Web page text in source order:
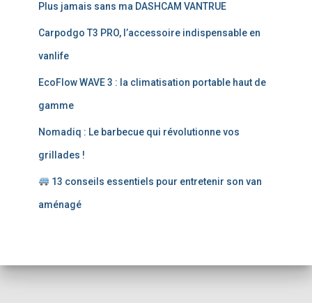
Plus jamais sans ma DASHCAM VANTRUE
Carpodgo T3 PRO, l’accessoire indispensable en
vanlife
EcoFlow WAVE 3 : la climatisation portable haut de
gamme
Nomadiq : Le barbecue qui révolutionne vos
grillades !
13 conseils essentiels pour entretenir son van
aménagé